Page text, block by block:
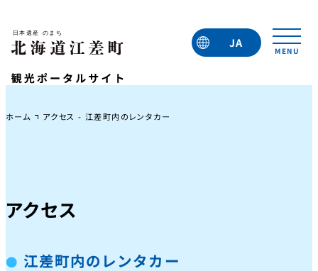
JA
EN
ホーム アクセス - 江差町内のレンタカー
アクセス
江差町内のレンタカー